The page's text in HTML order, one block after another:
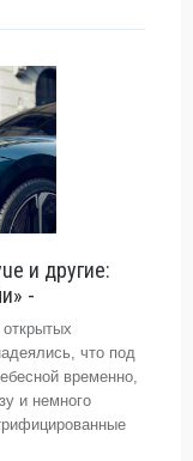
и другие:
-
что под
временно,
и немного